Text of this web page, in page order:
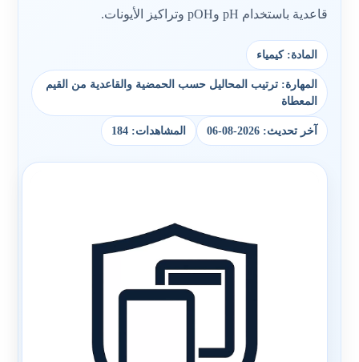
قاعدية باستخدام pH وpOH وتراكيز الأيونات.
المادة: كيمياء
المهارة: ترتيب المحاليل حسب الحمضية والقاعدية من القيم
المعطاة
آخر تحديث: 2026-08-06 المشاهدات: 184